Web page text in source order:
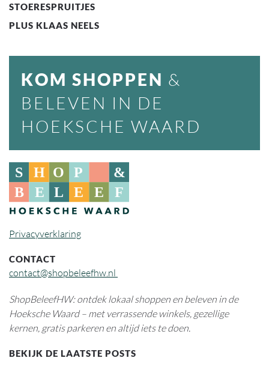
STOERESPRUITJES
PLUS KLAAS NEELS
KOM SHOPPEN &
BELEVEN IN DE
HOEKSCHE WAARD
Privacyverklaring
CONTACT
contact@shopbeleefhw.nl
ShopBeleefHW: ontdek lokaal shoppen en beleven in de
Hoeksche Waard – met verrassende winkels, gezellige
kernen, gratis parkeren en altijd iets te doen.
BEKIJK DE LAATSTE POSTS